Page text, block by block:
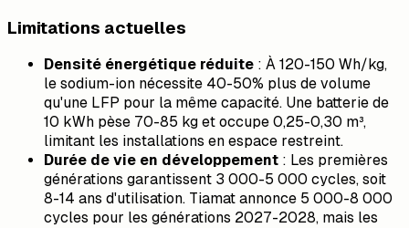
Limitations actuelles
Densité énergétique réduite : À 120-150 Wh/kg,
le sodium-ion nécessite 40-50% plus de volume
qu'une LFP pour la même capacité. Une batterie de
10 kWh pèse 70-85 kg et occupe 0,25-0,30 m³,
limitant les installations en espace restreint.
Durée de vie en développement : Les premières
générations garantissent 3 000-5 000 cycles, soit
8-14 ans d'utilisation. Tiamat annonce 5 000-8 000
cycles pour les générations 2027-2028, mais les